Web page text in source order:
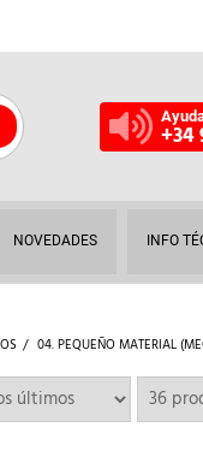
+34
NOVEDADES INFO
04. PEQUEÑO MATERIAL